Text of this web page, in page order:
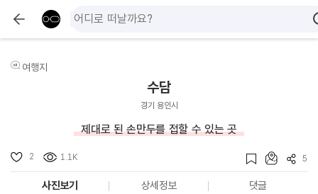
여행지
수담
경기 용인시
제대로 된 손만두를 접할 수 있는 곳
2 1.1K 5
사진보기 상세정보 댓글